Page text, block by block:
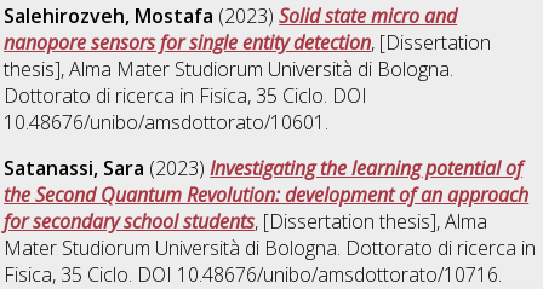
Salehirozveh, Mostafa (2023)Solid state micro and
nanopore sensors for single entity detection, [Dissertation
thesis], Alma Mater Studiorum Università di Bologna.
Dottorato di ricerca in Fisica, 35 Ciclo. DOI
10.48676/unibo/amsdottorato/10601.
Satanassi, Sara (2023)Investigating the learning potential of
the Second Quantum Revolution: development of an approach
for secondary school students, [Dissertation thesis], Alma
Mater Studiorum Università di Bologna. Dottorato di ricerca in
Fisica, 35 Ciclo. DOI 10.48676/unibo/amsdottorato/10716.